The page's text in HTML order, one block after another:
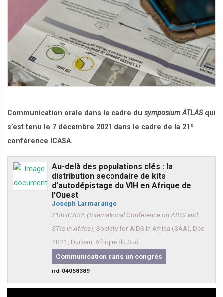
Communication orale dans le cadre du symposium ATLASqui
s’est tenu le 7 décembre 2021 dans le cadre de la 21 e
conférence ICASA.
Au-delà des populations clés : la
distribution secondaire de kits
d’autodépistage du VIH en Afrique de
l’Ouest
Joseph Larmarange
21th ICASA (International Conference on AIDS and
STIs in Africa) , Society for AIDS in Africa (SAA), Dec
2021, Durban, Afrique du Sud
Communication dans un congrès
ird-04058389